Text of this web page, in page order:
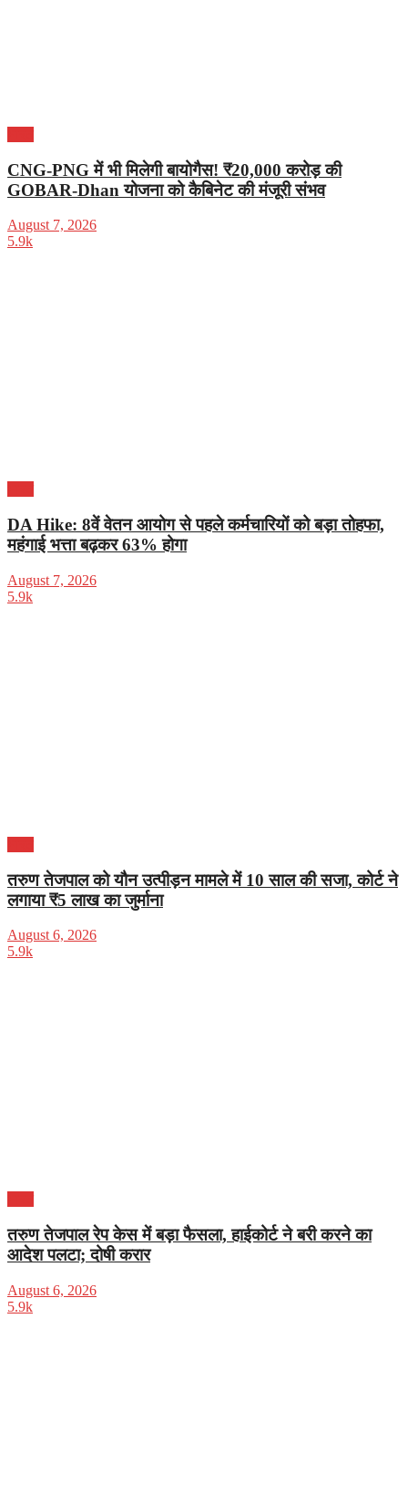
CNG-PNG में भी मिलेगी बायोगैस! ₹20,000 करोड़ की
GOBAR-Dhan योजना को कैबिनेट की मंजूरी संभव
August 7, 2026
5.9k
DA Hike: 8वें वेतन आयोग से पहले कर्मचारियों को बड़ा तोहफा,
महंगाई भत्ता बढ़कर 63% होगा
August 7, 2026
5.9k
तरुण तेजपाल को यौन उत्पीड़न मामले में 10 साल की सजा, कोर्ट ने
लगाया ₹5 लाख का जुर्माना
August 6, 2026
5.9k
तरुण तेजपाल रेप केस में बड़ा फैसला, हाईकोर्ट ने बरी करने का
आदेश पलटा; दोषी करार
August 6, 2026
5.9k